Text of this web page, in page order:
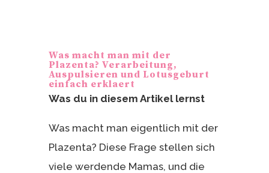
st
Was macht man mit der
Plazenta? Verarbeitung,
Auspulsieren und Lotusgeburt
einfach erklaert
Was du in diesem Artikel lernst
Was macht man eigentlich mit der
Plazenta? Diese Frage stellen sich
viele werdende Mamas, und die